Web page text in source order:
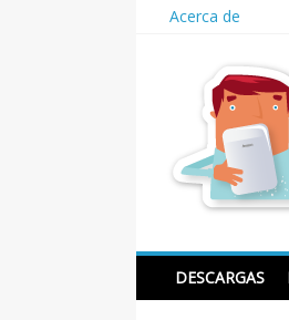
Acerca de
Club
DESCARGAS